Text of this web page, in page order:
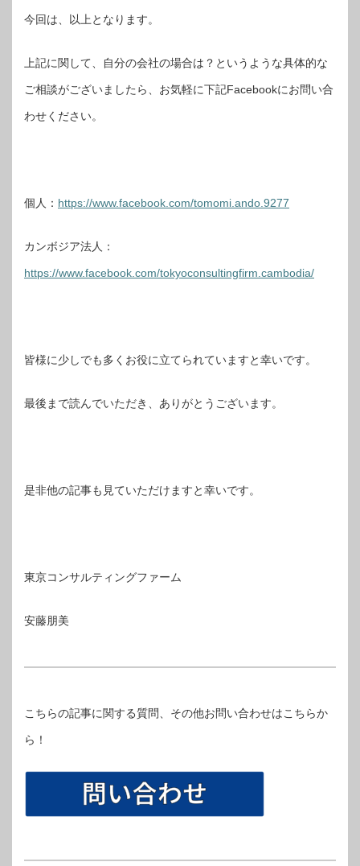
今回は、以上となります。
上記に関して、自分の会社の場合は？というような具体的な
ご相談がございましたら、お気軽に下記Facebookにお問い合
わせください。
個人： https://www.facebook.com/tomomi.ando.9277
カンボジア法人：
https://www.facebook.com/tokyoconsultingfirm.cambodia/
皆様に少しでも多くお役に立てられていますと幸いです。
最後まで読んでいただき、ありがとうございます。
是非他の記事も見ていただけますと幸いです。
東京コンサルティングファーム
安藤朋美
こちらの記事に関する質問、その他お問い合わせはこちらか
ら！